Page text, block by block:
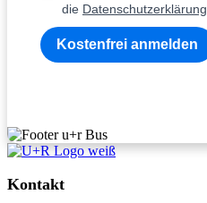
die Datenschutzerklärung
Kostenfrei anmelden
Kontakt